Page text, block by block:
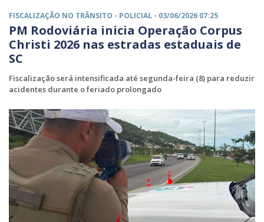
FISCALIZAÇÃO NO TRÂNSITO - POLICIAL - 03/06/2026 07:25
PM Rodoviária inicia Operação Corpus
Christi 2026 nas estradas estaduais de
SC
Fiscalização será intensificada até segunda-feira (8) para reduzir
acidentes durante o feriado prolongado